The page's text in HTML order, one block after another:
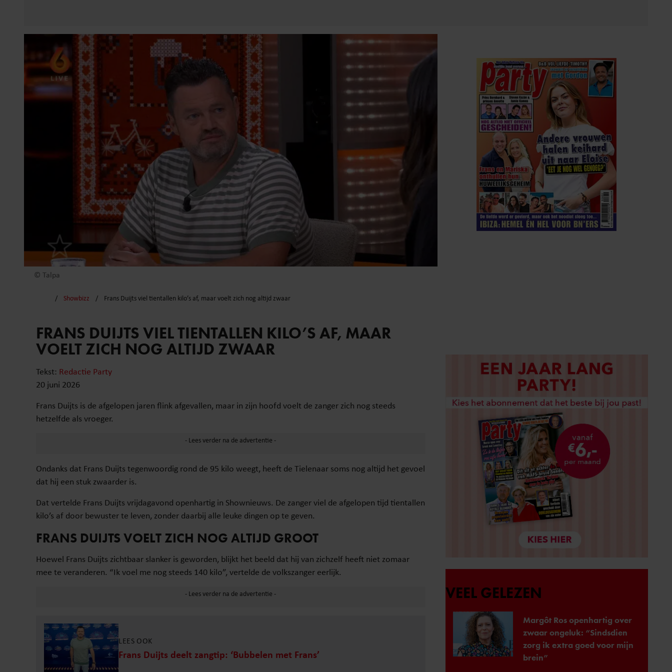
© Talpa
Showbizz Frans Duijts viel tientallen kilo’s af, maar voelt zich nog altijd zwaar
FRANS DUIJTS VIEL TIENTALLEN KILO’S AF, MAAR
VOELT ZICH NOG ALTIJD ZWAAR
Tekst: Redactie Party
20 juni 2026
Frans Duijts is de afgelopen jaren flink afgevallen, maar in zijn hoofd voelt de zanger zich nog steeds
hetzelfde als vroeger.
Ondanks dat Frans Duijts tegenwoordig rond de 95 kilo weegt, heeft de Tielenaar soms nog altijd het gevoel
dat hij een stuk zwaarder is.
Dat vertelde Frans Duijts vrijdagavond openhartig in Shownieuws. De zanger viel de afgelopen tijd tientallen
kilo’s af door bewuster te leven, zonder daarbij alle leuke dingen op te geven.
FRANS DUIJTS VOELT ZICH NOG ALTIJD GROOT
Hoewel Frans Duijts zichtbaar slanker is geworden, blijkt het beeld dat hij van zichzelf heeft niet zomaar
mee te veranderen. “Ik voel me nog steeds 140 kilo”, vertelde de volkszanger eerlijk.
LEES OOK
Frans Duijts deelt zangtip: ‘Bubbelen met Frans’